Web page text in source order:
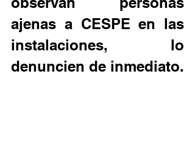
ajenas a CESPE en las
instalaciones, lo
denuncien de inmediato.